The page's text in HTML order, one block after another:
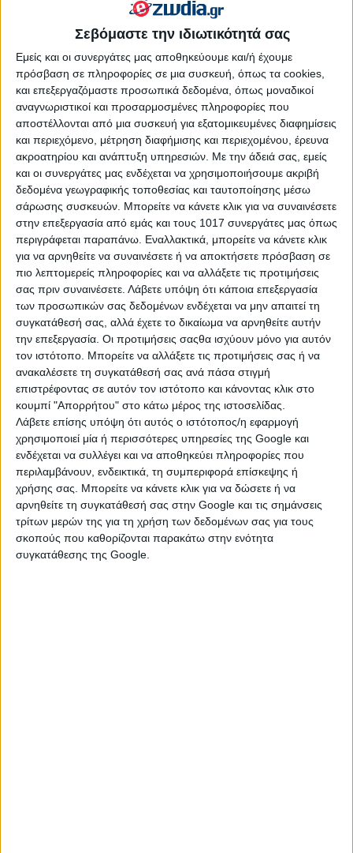
Σεβόμαστε την ιδιωτικότητά σας
Εμείς και οι συνεργάτες μας αποθηκεύουμε και/ή έχουμε
πρόσβαση σε πληροφορίες σε μια συσκευή, όπως τα cookies,
και επεξεργαζόμαστε προσωπικά δεδομένα, όπως μοναδικοί
αναγνωριστικοί και προσαρμοσμένες πληροφορίες που
αποστέλλονται από μια συσκευή για εξατομικευμένες διαφημίσεις
και περιεχόμενο, μέτρηση διαφήμισης και περιεχομένου, έρευνα
ακροατηρίου και ανάπτυξη υπηρεσιών. Με την άδειά σας, εμείς
και οι συνεργάτες μας ενδέχεται να χρησιμοποιήσουμε ακριβή
δεδομένα γεωγραφικής τοποθεσίας και ταυτοποίησης μέσω
σάρωσης συσκευών. Μπορείτε να κάνετε κλικ για να συναινέσετε
στην επεξεργασία από εμάς και τους 1017 συνεργάτες μας όπως
περιγράφεται παραπάνω. Εναλλακτικά, μπορείτε να κάνετε κλικ
για να αρνηθείτε να συναινέσετε ή να αποκτήσετε πρόσβαση σε
πιο λεπτομερείς πληροφορίες και να αλλάξετε τις προτιμήσεις
σας πριν συναινέσετε. Λάβετε υπόψη ότι κάποια επεξεργασία
των προσωπικών σας δεδομένων ενδέχεται να μην απαιτεί τη
συγκατάθεσή σας, αλλά έχετε το δικαίωμα να αρνηθείτε αυτήν
την επεξεργασία. Οι προτιμήσεις σαςθα ισχύουν μόνο για αυτόν
τον ιστότοπο. Μπορείτε να αλλάξετε τις προτιμήσεις σας ή να
ανακαλέσετε τη συγκατάθεσή σας ανά πάσα στιγμή
επιστρέφοντας σε αυτόν τον ιστότοπο και κάνοντας κλικ στο
κουμπί "Απορρήτου" στο κάτω μέρος της ιστοσελίδας.
Λάβετε επίσης υπόψη ότι αυτός ο ιστότοπος/η εφαρμογή
χρησιμοποιεί μία ή περισσότερες υπηρεσίες της Google και
ενδέχεται να συλλέγει και να αποθηκεύει πληροφορίες που
περιλαμβάνουν, ενδεικτικά, τη συμπεριφορά επίσκεψης ή
χρήσης σας. Μπορείτε να κάνετε κλικ για να δώσετε ή να
αρνηθείτε τη συγκατάθεσή σας στην Google και τις σημάνσεις
τρίτων μερών της για τη χρήση των δεδομένων σας για τους
σκοπούς που καθορίζονται παρακάτω στην ενότητα
συγκατάθεσης της Google.
Διαλέξτε το άρθρο που σας απασχολεί και διαβάστε τις
αστρολογικές αναλύσεις για το ζώδιό σας στην αγάπη και
τις σχέσεις:
Ποια λάθη κάνει στο φλερτ κάθε
ζώδιο; Τι να προσέξετε!
Συγκρούσεις και ανταγωνισμός: Το
δηλητήριο στις σχέσεις!
Τα ζώδια και η ζήλεια. Τι θα
αντιμετωπίσεις αν προκαλέσεις.
Πόσο καυτό είναι το κάθε ζώδιο;